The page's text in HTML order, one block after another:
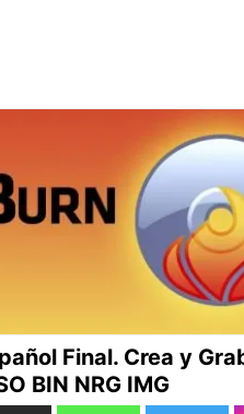
Final. Crea y
BIN NRG IMG